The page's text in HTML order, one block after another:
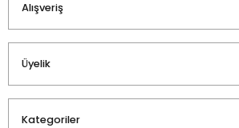
Alışveriş
Üyelik
Kategoriler